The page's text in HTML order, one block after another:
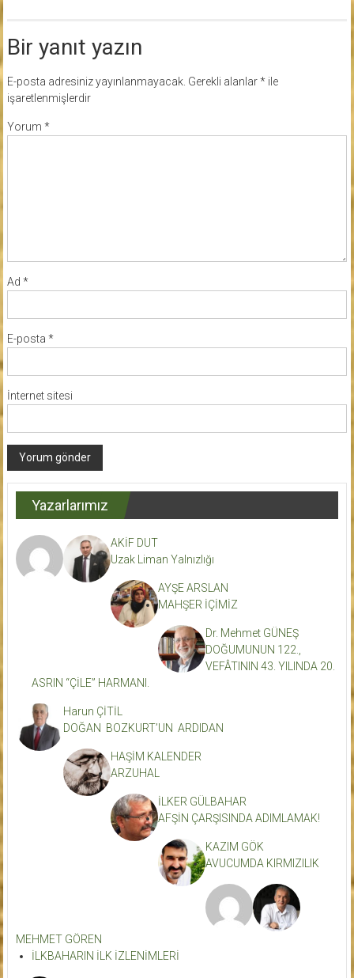
Bir yanıt yazın
E-posta adresiniz yayınlanmayacak. Gerekli alanlar*ile
işaretlenmişlerdir
Yorum *
Ad *
E-posta *
İnternet sitesi
Yazarlarımız
AKİF DUT
Uzak Liman Yalnızlığı
AYŞE ARSLAN
MAHŞER İÇİMİZ
Dr. Mehmet GÜNEŞ
DOĞUMUNUN 122.,
VEFÂTININ 43. YILINDA 20.
ASRIN “ÇİLE” HARMANI.
Harun ÇİTİL
DOĞAN BOZKURT’UN ARDIDAN
HAŞİM KALENDER
ARZUHAL
İLKER GÜLBAHAR
AFŞİN ÇARŞISINDA ADIMLAMAK!
KAZIM GÖK
AVUCUMDA KIRMIZILIK
MEHMET GÖREN
İLKBAHARIN İLK İZLENİMLERİ